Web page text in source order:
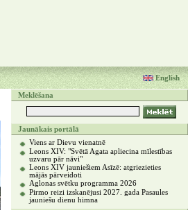
English
Meklēšana
Jaunākais portālā
Viens ar Dievu vienatnē
Leons XIV: "Svētā Agata apliecina mīlestības
uzvaru pār nāvi"
Leons XIV jauniešiem Asīzē: atgriezieties
mājās pārveidoti
Aglonas svētku programma 2026
Pirmo reizi izskanējusi 2027. gada Pasaules
jauniešu dienu himna